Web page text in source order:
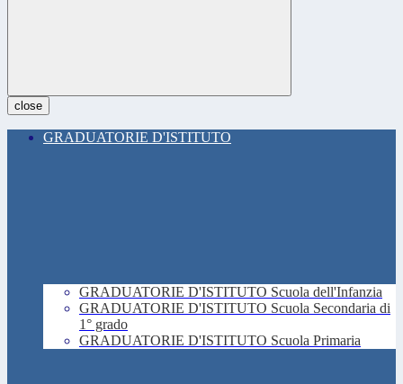
close
GRADUATORIE D'ISTITUTO
GRADUATORIE D'ISTITUTO Scuola dell'Infanzia
GRADUATORIE D'ISTITUTO Scuola Secondaria di
1° grado
GRADUATORIE D'ISTITUTO Scuola Primaria